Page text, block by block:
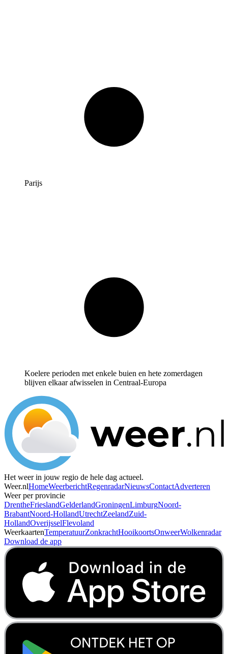
Parijs
Koelere perioden met enkele buien en hete zomerdagen
blijven elkaar afwisselen in Centraal-Europa
Het weer in jouw regio de hele dag actueel.
Weer.nlHomeWeerberichtRegenradarNieuwsContactAdverteren
Weer per provincie
DrentheFrieslandGelderlandGroningenLimburgNoord-
BrabantNoord-HollandUtrechtZeelandZuid-
HollandOverijsselFlevoland
WeerkaartenTemperatuurZonkrachtHooikoortsOnweerWolkenradar
Download de app